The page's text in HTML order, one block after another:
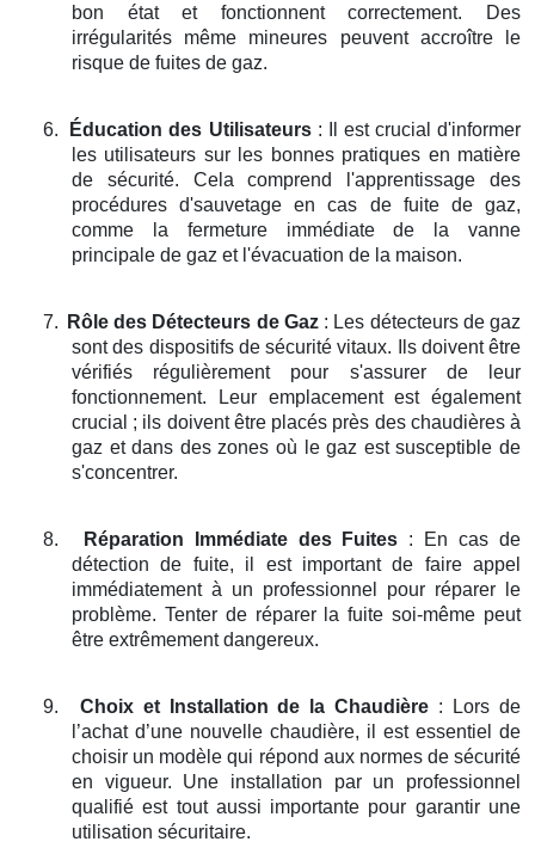
bon état et fonctionnent correctement. Des
irrégularités même mineures peuvent accroître le
risque de fuites de gaz.
6. Éducation des Utilisateurs: Il est crucial d'informer
les utilisateurs sur les bonnes pratiques en matière
de sécurité. Cela comprend l'apprentissage des
procédures d'sauvetage en cas de fuite de gaz,
comme la fermeture immédiate de la vanne
principale de gaz et l'évacuation de la maison.
7. Rôle des Détecteurs de Gaz: Les détecteurs de gaz
sont des dispositifs de sécurité vitaux. Ils doivent être
vérifiés régulièrement pour s'assurer de leur
fonctionnement. Leur emplacement est également
crucial ; ils doivent être placés près des chaudières à
gaz et dans des zones où le gaz est susceptible de
s'concentrer.
8. Réparation Immédiate des Fuites : En cas de
détection de fuite, il est important de faire appel
immédiatement à un professionnel pour réparer le
problème. Tenter de réparer la fuite soi-même peut
être extrêmement dangereux.
9. Choix et Installation de la Chaudière : Lors de
l’achat d’une nouvelle chaudière, il est essentiel de
choisir un modèle qui répond aux normes de sécurité
en vigueur. Une installation par un professionnel
qualifié est tout aussi importante pour garantir une
utilisation sécuritaire.